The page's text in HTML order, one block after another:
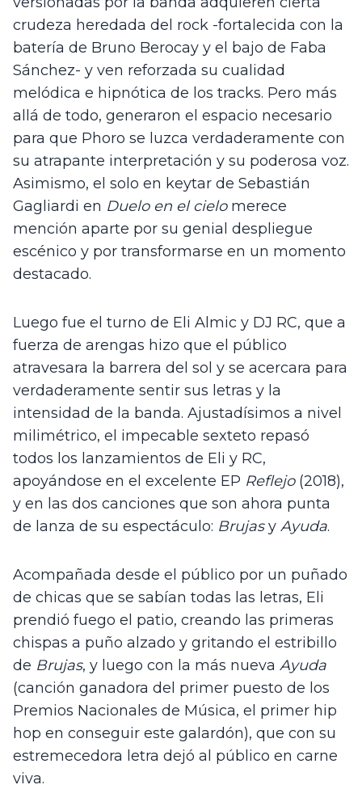
crudeza heredada del rock -fortalecida con la
batería de Bruno Berocay y el bajo de Faba
Sánchez- y ven reforzada su cualidad
melódica e hipnótica de los tracks. Pero más
allá de todo, generaron el espacio necesario
para que Phoro se luzca verdaderamente con
su atrapante interpretación y su poderosa voz.
Asimismo, el solo en keytar de Sebastián
Gagliardi en Duelo en el cielo merece
mención aparte por su genial despliegue
escénico y por transformarse en un momento
destacado.
Luego fue el turno de Eli Almic y DJ RC, que a
fuerza de arengas hizo que el público
atravesara la barrera del sol y se acercara para
verdaderamente sentir sus letras y la
intensidad de la banda. Ajustadísimos a nivel
milimétrico, el impecable sexteto repasó
todos los lanzamientos de Eli y RC,
apoyándose en el excelente EP Reflejo (2018),
y en las dos canciones que son ahora punta
de lanza de su espectáculo: Brujas y Ayuda.
Acompañada desde el público por un puñado
de chicas que se sabían todas las letras, Eli
prendió fuego el patio, creando las primeras
chispas a puño alzado y gritando el estribillo
de Brujas, y luego con la más nueva Ayuda
(canción ganadora del primer puesto de los
Premios Nacionales de Música, el primer hip
hop en conseguir este galardón), que con su
estremecedora letra dejó al público en carne
viva.